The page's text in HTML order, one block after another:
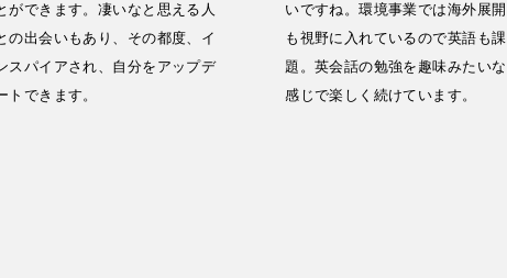
ができます。凄いなと思える人
の出会いもあり、その都度、イ
スパイアされ、自分をアップデ
トできます。
いですね。環境事業では海外展開
も視野に入れているので英語も課
題。英会話の勉強を趣味みたいな
感じで楽しく続けています。